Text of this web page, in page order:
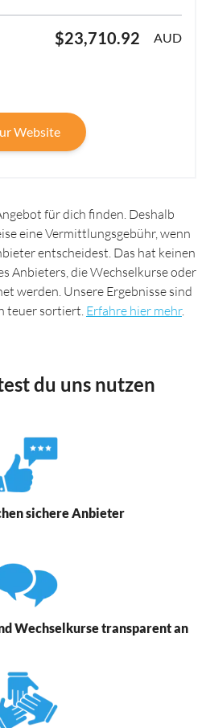
$23,710.92 AUD
Website
für dich finden. Deshalb
eine Vermittlungsgebühr, wenn
entscheidest. Das hat keinen
Anbieters, die Wechselkurse oder
werden. Unsere Ergebnisse sind
teuer sortiert. Erfahre hier mehr.
du uns nutzen
sichere Anbieter
Wechselkurse transparent an